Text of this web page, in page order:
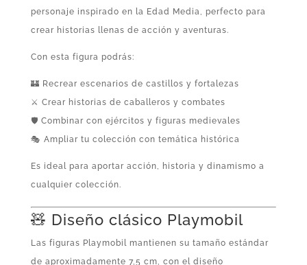
personaje inspirado en la Edad Media, perfecto para
crear historias llenas de acción y aventuras.
Con esta figura podrás:
🏰 Recrear escenarios de castillos y fortalezas
⚔️ Crear historias de caballeros y combates
🛡️ Combinar con ejércitos y figuras medievales
🎭 Ampliar tu colección con temática histórica
Es ideal para aportar acción, historia y dinamismo a
cualquier colección.
🧸 Diseño clásico Playmobil
Las figuras Playmobil mantienen su tamaño estándar
de aproximadamente 7,5 cm, con el diseño